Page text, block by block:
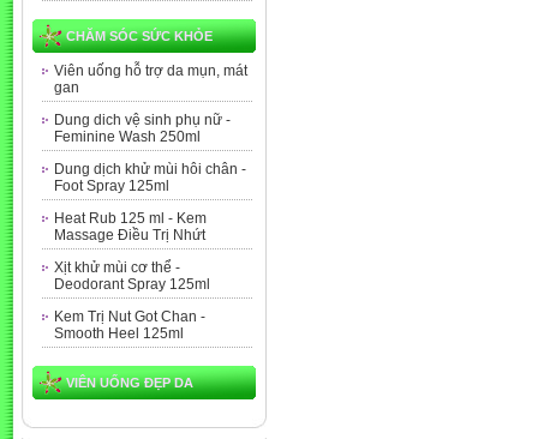
CHĂM SÓC SỨC KHỎE
Viên uống hỗ trợ da mụn, mát
gan
Dung dich vệ sinh phụ nữ -
Feminine Wash 250ml
Dung dịch khử mùi hôi chân -
Foot Spray 125ml
Heat Rub 125 ml - Kem
Massage Điều Trị Nhứt
Xịt khử mùi cơ thể -
Deodorant Spray 125ml
Kem Trị Nut Got Chan -
Smooth Heel 125ml
VIÊN UỐNG ĐẸP DA